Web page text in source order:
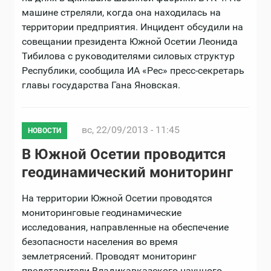
машине стреляли, когда она находилась на
территории предприятия. Инцидент обсудили на
совещании президента Южной Осетии Леонида
Тибилова с руководителями силовых структур
Республики, сообщила ИА «Рес» пресс-секретарь
главы государства Гана Яновская.
НОВОСТИ вс, 22/09/2013 - 11:45
В Южной Осетии проводится
геодинамический мониторинг
На территории Южной Осетии проводятся
мониторинговые геодинамические
исследования, направленные на обеспечение
безопасности населения во время
землетрясений. Проводят мониторинг